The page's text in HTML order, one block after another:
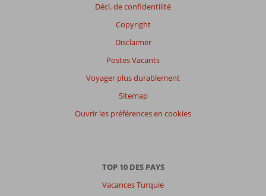
Décl. de confidentilité
Copyright
Disclaimer
Postes Vacants
Voyager plus durablement
Sitemap
Ouvrir les préférences en cookies
TOP 10 DES PAYS
Vacances Turquie